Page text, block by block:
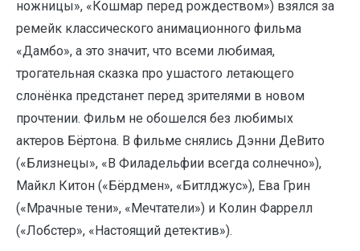
ножницы», «Кошмар перед рождеством») взялся за
ремейк классического анимационного фильма
«Дамбо», а это значит, что всеми любимая,
трогательная сказка про ушастого летающего
слонёнка предстанет перед зрителями в новом
прочтении. Фильм не обошелся без любимых
актеров Бёртона. В фильме снялись Дэнни ДеВито
(«Близнецы», «В Филадельфии всегда солнечно»),
Майкл Китон («Бёрдмен», «Битлджус»), Ева Грин
(«Мрачные тени», «Мечтатели») и Колин Фаррелл
(«Лобстер», «Настоящий детектив»).